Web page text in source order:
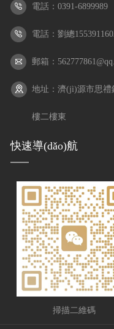
電話：0391-6899989
電話：劉總
郵箱：
地址：濟(jì)源市思禮
樓二樓東
快速導(dǎo)航
掃描二維碼